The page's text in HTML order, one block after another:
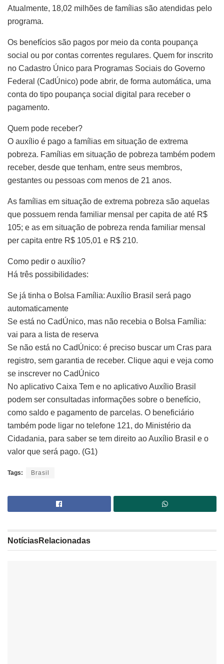
Atualmente, 18,02 milhões de famílias são atendidas pelo
programa.
Os benefícios são pagos por meio da conta poupança
social ou por contas correntes regulares. Quem for inscrito
no Cadastro Único para Programas Sociais do Governo
Federal (CadÚnico) pode abrir, de forma automática, uma
conta do tipo poupança social digital para receber o
pagamento.
Quem pode receber?
O auxílio é pago a famílias em situação de extrema
pobreza. Famílias em situação de pobreza também podem
receber, desde que tenham, entre seus membros,
gestantes ou pessoas com menos de 21 anos.
As famílias em situação de extrema pobreza são aquelas
que possuem renda familiar mensal per capita de até R$
105; e as em situação de pobreza renda familiar mensal
per capita entre R$ 105,01 e R$ 210.
Como pedir o auxílio?
Há três possibilidades:
Se já tinha o Bolsa Família: Auxílio Brasil será pago
automaticamente
Se está no CadÚnico, mas não recebia o Bolsa Família:
vai para a lista de reserva
Se não está no CadÚnico: é preciso buscar um Cras para
registro, sem garantia de receber. Clique aqui e veja como
se inscrever no CadÚnico
No aplicativo Caixa Tem e no aplicativo Auxílio Brasil
podem ser consultadas informações sobre o benefício,
como saldo e pagamento de parcelas. O beneficiário
também pode ligar no telefone 121, do Ministério da
Cidadania, para saber se tem direito ao Auxílio Brasil e o
valor que será pago. (G1)
Tags: Brasil
NotíciasRelacionadas